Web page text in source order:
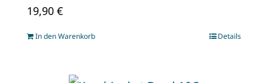
19,90 €
In den Warenkorb Details